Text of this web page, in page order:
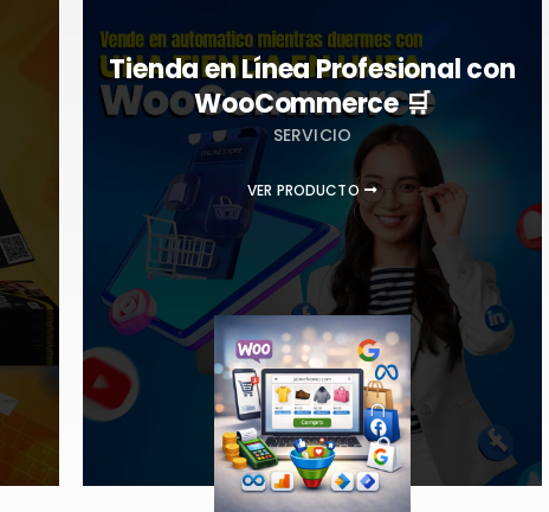
Tienda en Línea Profesional con
WooCommerce 🛒
SERVICIO
VER PRODUCTO